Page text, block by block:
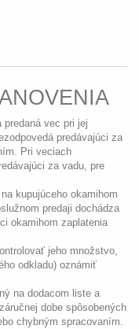
predaná vec pri jej
predávajúci za
Pri veciach
za vadu, pre
kupujúceho okamihom
predaji dochádza
okamihom zaplatenia
jeho množstvo,
odkladu) oznámiť
na dodacom liste a
dobe spôsobených
chybným spracovaním.